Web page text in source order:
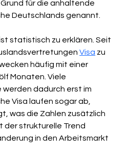
für die anhaltende
Deutschlands genannt.
statistisch zu erklären. Seit
Visa zu
häufig mit einer
Monaten. Viele
dadurch erst im
Visa laufen sogar ab,
was die Zahlen zusätzlich
der strukturelle Trend
in den Arbeitsmarkt